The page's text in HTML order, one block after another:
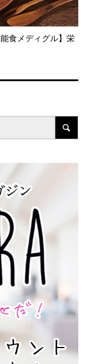
』KOKARAイベ